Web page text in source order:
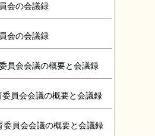
会の会議録
会の会議録
員会会議の概要と会議録
員会会議の概要と会議録
委員会会議の概要と会議録